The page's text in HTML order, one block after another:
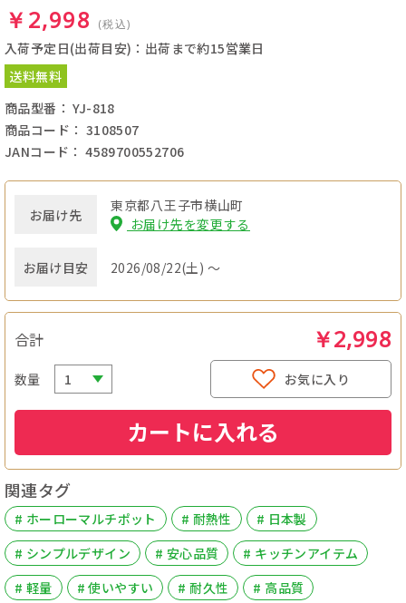
￥2,998 (税込)
入荷予定日(出荷目安)：出荷まで約15営業日
送料無料
商品型番： YJ-818
商品コード： 3108507
JANコード： 4589700552706
お届け先
東京都八王子市横山町
お届け先を変更する
お届け目安 2026/08/22(土) ～
合計 ￥2,998
数量 お気に入り
カートに入れる
関連タグ
# ホーローマルチポット # 耐熱性
# 日本製
# シンプルデザイン
# 安心品質
# キッチンアイテム
# 軽量
# 使いやすい # 耐久性
# 高品質